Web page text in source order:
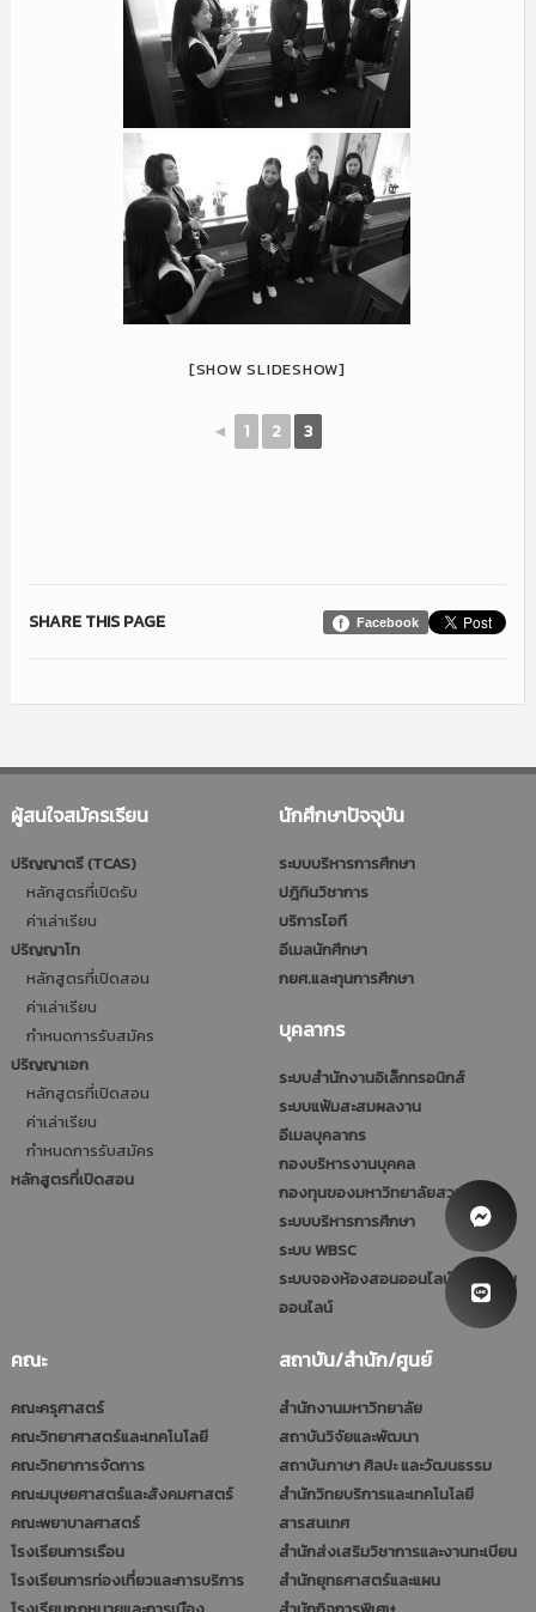
[SHOW SLIDESHOW]
◄ 1 2 3
Facebook
SHARE THIS PAGE
ผู้สนใจสมัครเรียน
ปริญญาตรี (TCAS)
หลักสูตรที่เปิดรับ
ค่าเล่าเรียน
ปริญญาโท
หลักสูตรที่เปิดสอน
ค่าเล่าเรียน
กำหนดการรับสมัคร
ปริญญาเอก
หลักสูตรที่เปิดสอน
ค่าเล่าเรียน
กำหนดการรับสมัคร
หลักสูตรที่เปิดสอน
นักศึกษาปัจจุบัน
ระบบบริหารการศึกษา
ปฎิทินวิชาการ
บริการไอที
อีเมลนักศึกษา
กยศ.และทุนการศึกษา
บุคลากร
ระบบสำนักงานอิเล็กทรอนิกส์
ระบบแฟ้มสะสมผลงาน
อีเมลบุคลากร
กองบริหารงานบุคคล
กองทุนของมหาวิทยาลัยสวนดุสิต
ระบบบริหารการศึกษา
ระบบ WBSC
ระบบจองห้องสอนออนไลน์และประชุม
ออนไลน์
คณะ
คณะครุศาสตร์
คณะวิทยาศาสตร์และเทคโนโลยี
คณะวิทยาการจัดการ
คณะมนุษยศาสตร์และสังคมศาสตร์
คณะพยาบาลศาสตร์
โรงเรียนการเรือน
โรงเรียนการท่องเที่ยวและการบริการ
สถาบัน/สำนัก/ศูนย์
สำนักงานมหาวิทยาลัย
สถาบันวิจัยและพัฒนา
สถาบันภาษา ศิลปะ และวัฒนธรรม
สำนักวิทยบริการและเทคโนโลยี
สารสนเทศ
สำนักส่งเสริมวิชาการและงานทะเบียน
สำนักยุทธศาสตร์และแผน